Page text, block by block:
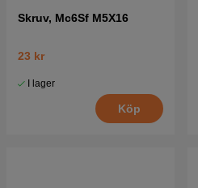
Skruv, Mc6Sf M5X16
23 kr
I lager
Köp